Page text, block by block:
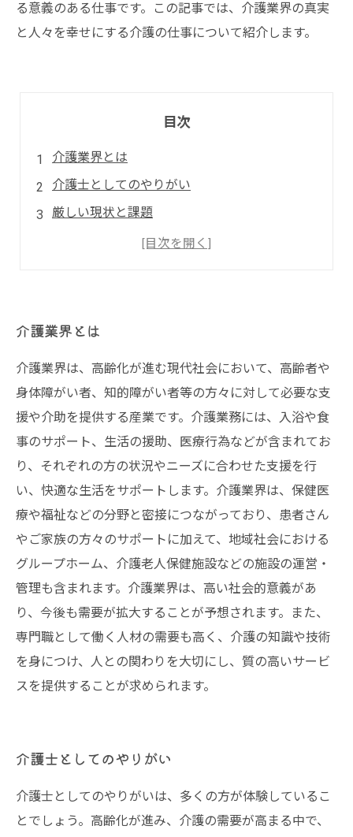
る意義のある仕事です。この記事では、介護業界の真実
と人々を幸せにする介護の仕事について紹介します。
目次
介護業界とは
介護士としてのやりがい
厳しい現状と課題
人々を幸せにするために必要なこと
介護業界とは
介護業界は、高齢化が進む現代社会において、高齢者や
身体障がい者、知的障がい者等の方々に対して必要な支
援や介助を提供する産業です。介護業務には、入浴や食
事のサポート、生活の援助、医療行為などが含まれてお
り、それぞれの方の状況やニーズに合わせた支援を行
い、快適な生活をサポートします。介護業界は、保健医
療や福祉などの分野と密接につながっており、患者さん
やご家族の方々のサポートに加えて、地域社会における
グループホーム、介護老人保健施設などの施設の運営・
管理も含まれます。介護業界は、高い社会的意義があ
り、今後も需要が拡大することが予想されます。また、
専門職として働く人材の需要も高く、介護の知識や技術
を身につけ、人との関わりを大切にし、質の高いサービ
スを提供することが求められます。
介護士としてのやりがい
介護士としてのやりがいは、多くの方が体験しているこ
とでしょう。高齢化が進み、介護の需要が高まる中で、